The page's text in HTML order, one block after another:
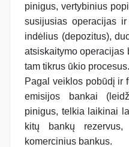
pinigus, vertybinius
susijusias operacijas
indėlius (depozitus),
atsiskaitymo operacijas
tam tikrus ūkio procesus.
Pagal veiklos pobūdį ir
emisijos bankai
pinigus, telkia laikinai
kitų bankų
komercinius bankus.